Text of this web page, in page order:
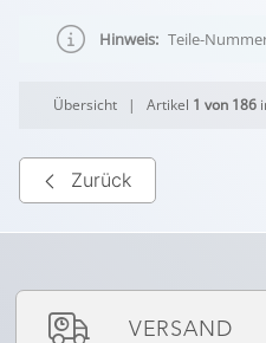
Hinweis: Teile-
Übersicht | Artikel 1 von 186
Zurück
VERSAND